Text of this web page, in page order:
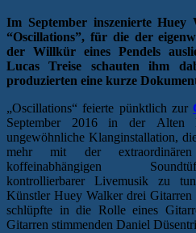
Im September inszenierte
“Oscillations”, für die der
der Willkür eines Pendels
Lucas Treise schauten ihm
produzierten eine kurze
„Oscillations“ feierte pünktlich zur
September 2016 in der Alten
ungewöhnliche Klanginstallation,
mehr mit der extraordinären
koffeinabhängigen
kontrollierbarer Livemusik zu
Künstler Huey Walker drei Gitarren
schlüpfte in die Rolle eines
Gitarren stimmenden Daniel